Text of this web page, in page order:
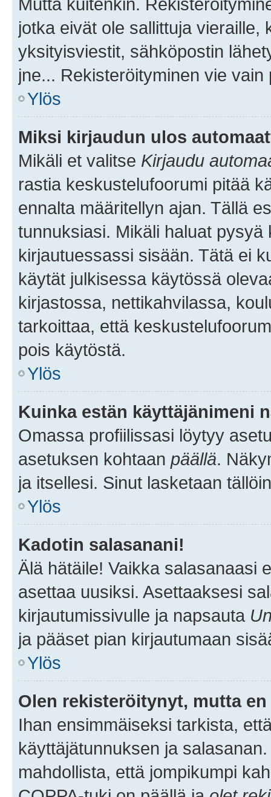
jotka eivät ole sallittuja vieraille,
yksityisviestit, sähköpostin
jne... Rekisteröityminen vie
Ylös
Miksi kirjaudun ulos
Mikäli et valitse Kirjaudu
rastia keskustelufoorumi pitää
ennalta määritellyn ajan. Tällä
tunnuksiasi. Mikäli haluat
kirjautuessassi sisään. Tätä ei
käytät julkisessa käytössä
kirjastossa, nettikahvilassa,
tarkoittaa, että
pois käytöstä.
Ylös
Kuinka estän käyttäjänimeni
Omassa profiilissasi löytyy
asetuksen kohtaan päällä.
ja itsellesi. Sinut lasketaan
Ylös
Kadotin salasanani!
Älä hätäile! Vaikka salasanaasi
asettaa uusiksi. Asettaaksesi
kirjautumissivulle ja napsauta
ja pääset pian kirjautumaan
Ylös
Olen rekisteröitynyt, mutta
Ihan ensimmäiseksi tarkista,
käyttäjätunnuksen ja
mahdollista, että jompikumpi